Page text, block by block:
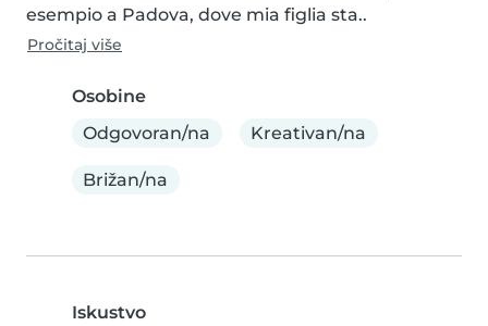
esempio a Padova, dove mia figlia sta..
Pročitaj više
Osobine
Odgovoran/na
Kreativan/na
Brižan/na
Iskustvo